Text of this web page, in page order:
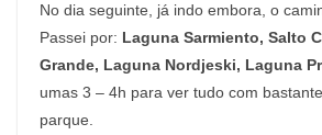
No dia seguinte, já indo embora, o
Passei por: Laguna Sarmiento, Salto
Grande, Laguna Nordjeski, Laguna
umas 3 – 4h para ver tudo com
parque.